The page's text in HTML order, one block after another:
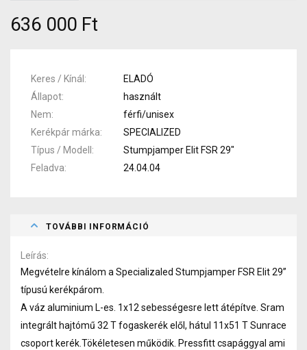
636 000 Ft
Keres / Kínál
ELADÓ
Állapot
használt
Nem
férfi/unisex
Kerékpár márka
SPECIALIZED
Típus / Modell
Stumpjamper Elit FSR 29"
Feladva
24.04.04
TOVÁBBI INFORMÁCIÓ
Leírás
Megvételre kínálom a Specializaled Stumpjamper FSR Elit 29”
típusú kerékpárom.
A váz aluminium L-es. 1x12 sebességesre lett átépítve. Sram
integrált hajtómű 32 T fogaskerék elől, hátul 11x51 T Sunrace
csoport kerék.Tökéletesen működik. Pressfitt csapággyal ami